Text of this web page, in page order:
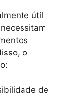
útil
o
de